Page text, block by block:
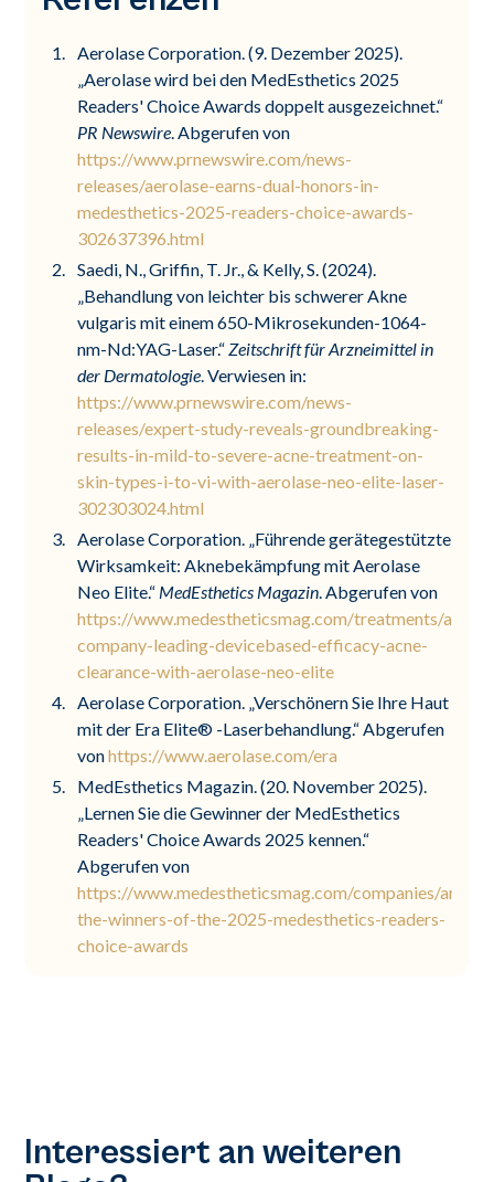
Aerolase Corporation. (9. Dezember 2025).
„Aerolase wird bei den MedEsthetics 2025
Readers' Choice Awards doppelt ausgezeichnet.“
PR Newswire. Abgerufen von
https://www.prnewswire.com/news-
releases/aerolase-earns-dual-honors-in-
medesthetics-2025-readers-choice-awards-
302637396.html
Saedi, N., Griffin, T. Jr., & Kelly, S. (2024).
„Behandlung von leichter bis schwerer Akne
vulgaris mit einem 650-Mikrosekunden-1064-
nm-Nd:YAG-Laser.“Zeitschrift für Arzneimittel in
der Dermatologie. Verwiesen in:
https://www.prnewswire.com/news-
releases/expert-study-reveals-groundbreaking-
results-in-mild-to-severe-acne-treatment-on-
skin-types-i-to-vi-with-aerolase-neo-elite-laser-
302303024.html
Aerolase Corporation. „Führende gerätegestützte
Wirksamkeit: Aknebekämpfung mit Aerolase
Neo Elite.“ MedEsthetics Magazin. Abgerufen von
https://www.medestheticsmag.com/treatments/
company-leading-devicebased-efficacy-acne-
clearance-with-aerolase-neo-elite
Aerolase Corporation. „Verschönern Sie Ihre Haut
mit der Era Elite® -Laserbehandlung.“ Abgerufen
vonhttps://www.aerolase.com/era
MedEsthetics Magazin. (20. November 2025).
„Lernen Sie die Gewinner der MedEsthetics
Readers' Choice Awards 2025 kennen.“
Abgerufen von
https://www.medestheticsmag.com/companies/
the-winners-of-the-2025-medesthetics-readers-
choice-awards
Interessiert an weiteren